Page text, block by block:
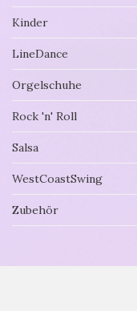
Kinder
LineDance
Orgelschuhe
Rock 'n' Roll
Salsa
WestCoastSwing
Zubehör